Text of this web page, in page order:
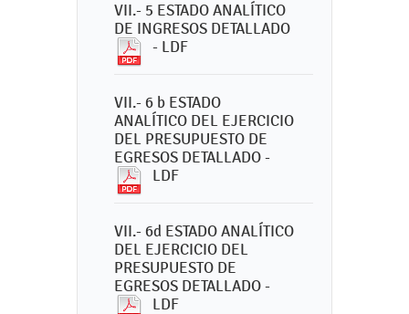
VII.- 5 ESTADO ANALÍTICO
DE INGRESOS DETALLADO
- LDF
VII.- 6 b ESTADO
ANALÍTICO DEL EJERCICIO
DEL PRESUPUESTO DE
EGRESOS DETALLADO -
LDF
VII.- 6d ESTADO ANALÍTICO
DEL EJERCICIO DEL
PRESUPUESTO DE
EGRESOS DETALLADO -
LDF